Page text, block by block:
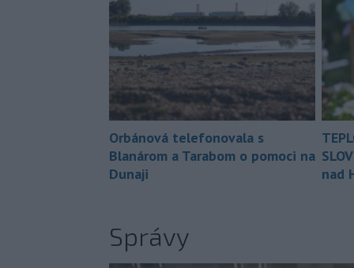
Orbánová telefonovala s
Blanárom a Tarabom o pomoci na
Dunaji
nad
Správy